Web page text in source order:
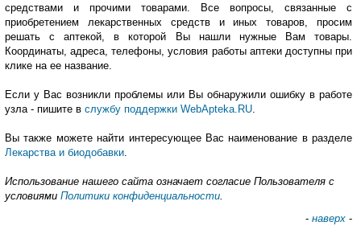
средствами и прочими товарами. Все вопросы, связанные с
приобретением лекарственных средств и иных товаров, просим
решать с аптекой, в которой Вы нашли нужные Вам товары.
Координаты, адреса, телефоны, условия работы аптеки доступны при
клике на ее название.
Если у Вас возникли проблемы или Вы обнаружили ошибку в работе
узла - пишите в службу поддержки WebApteka.RU
Вы также можете найти интересующее Вас наименование в разделе
Лекарства и биодобавки
Использование нашего сайта означает согласие Пользователя с
условиями Политики конфиденциальности
- наверх -